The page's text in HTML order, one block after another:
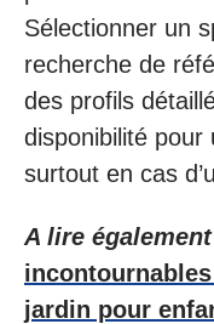
Sélectionner un
recherche de
des profils
disponibilité pour
surtout en cas
A lire
jardin pour